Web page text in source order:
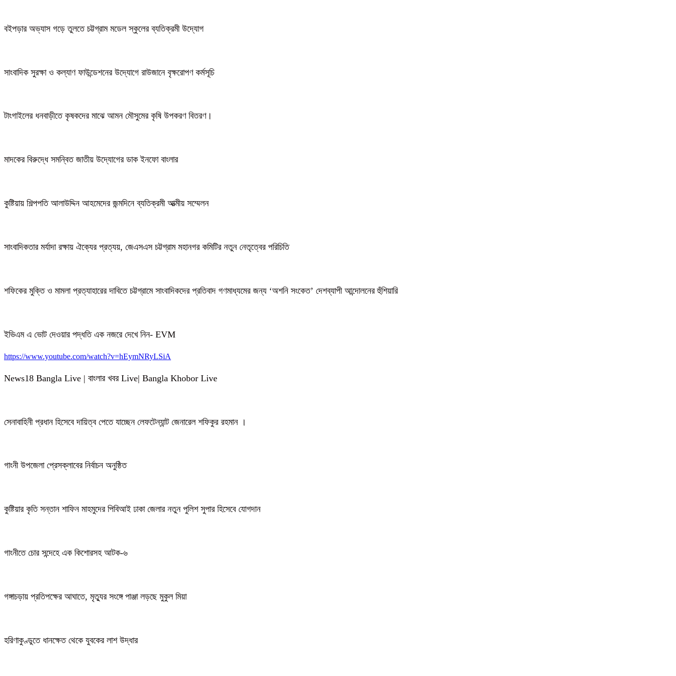
বইপড়ার অভ্যাস গড়ে তুলতে চট্টগ্রাম মডেল স্কুলের ব্যতিক্রমী উদ্যোগ
সাংবাদিক সুরক্ষা ও কল্যাণ ফাউন্ডেশনের উদ্যোগে রাউজানে বৃক্ষরোপণ কর্মসূচি
টাংগাইলের ধনবাড়ীতে কৃষকদের মাঝে আমন মৌসুমের কৃষি উপকরণ বিতরণ।
মাদকের বিরুদ্ধে সমন্বিত জাতীয় উদ্যোগের ডাক ইনফো বাংলার
কুষ্টিয়ায় শিল্পপতি আলাউদ্দিন আহমেদের জন্মদিনে ব্যতিক্রমী আত্মীয় সম্মেলন
সাংবাদিকতার মর্যাদা রক্ষায় ঐক্যের প্রত্যয়, জেএসএস চট্টগ্রাম মহানগর কমিটির নতুন নেতৃত্বের পরিচিতি
শফিকের মুক্তি ও মামলা প্রত্যাহারের দাবিতে চট্টগ্রামে সাংবাদিকদের প্রতিবাদ গণমাধ্যমের জন্য ‘অশনি সংকেত’ দেশব্যাপী আন্দোলনের হুঁশিয়ারি
ইভিএম এ ভোট দেওয়ার পদ্ধতি এক নজরে দেখে নিন- EVM
https://www.youtube.com/watch?v=hEymNRyLSiA
News18 Bangla Live | বাংলার খবর Live| Bangla Khobor Live
সেনাবাহিনী প্রধান হিসেবে দায়িত্ব পেতে যাচ্ছেন লেফটেন্যান্ট জেনারেল শফিকুর রহমান ।
গাংনী উপজেলা প্রেসক্লাবের নির্বাচন অনুষ্ঠিত
কুষ্টিয়ার কৃতি সন্তান শাফিন মাহমুদের পিবিআই ঢাকা জেলার নতুন পুলিশ সুপার হিসেবে যোগদান
গাংনীতে চোর সন্দেহে এক কিশোরসহ আটক-৬
গঙ্গাচড়ায় প্রতিপক্ষের আঘাতে, মৃত্যুর সংঙ্গে পাঞ্জা লড়ছে মুকুল মিয়া
হরিণাকুণ্ডুতে ধানক্ষেত থেকে যুবকের লাশ উদ্ধার